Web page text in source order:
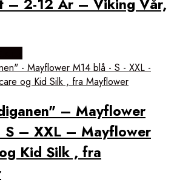
– 2-12 År – Viking Vår,
– Mayflower
– XXL – Mayflower
Kid Silk , fra